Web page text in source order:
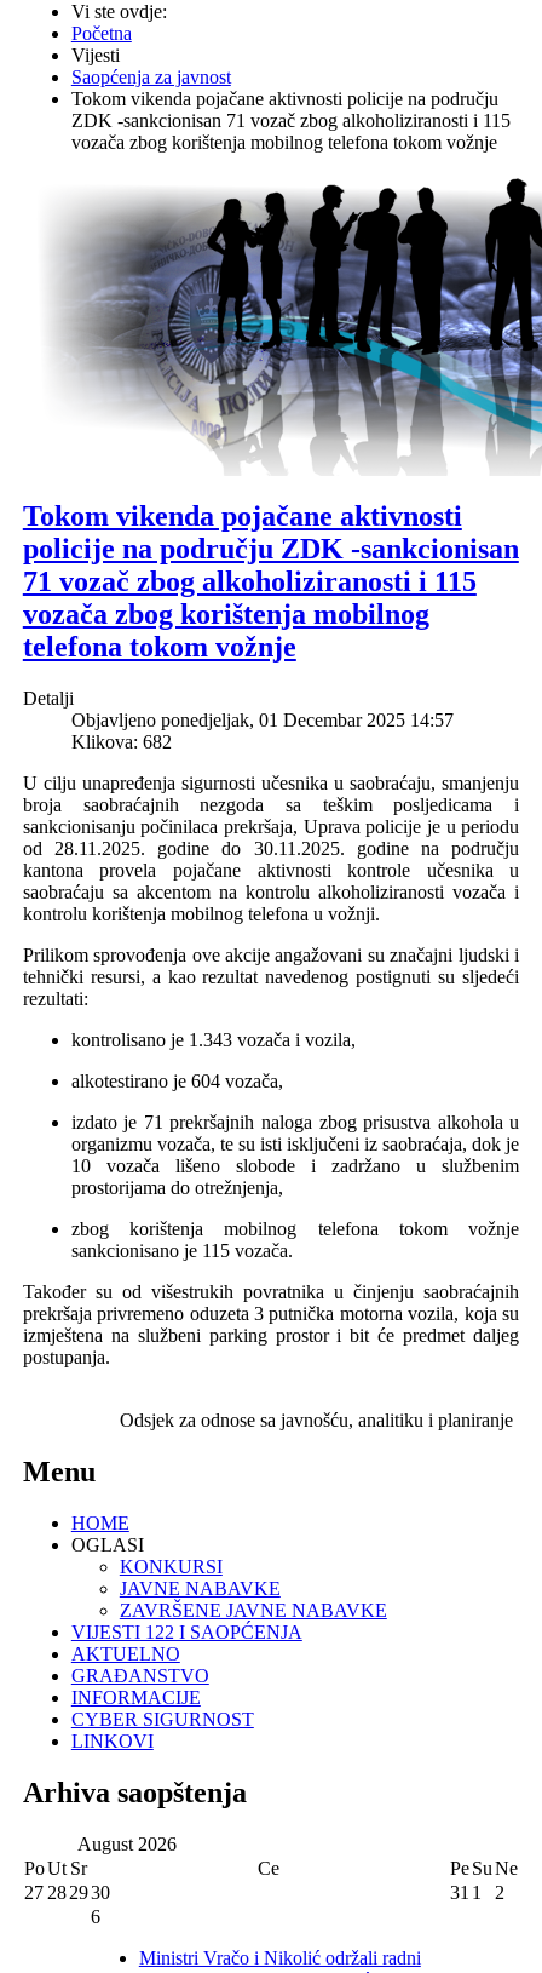
Vi ste ovdje:
Početna
Vijesti
Saopćenja za javnost
Tokom vikenda pojačane aktivnosti policije na području
ZDK -sankcionisan 71 vozač zbog alkoholiziranosti i 115
vozača zbog korištenja mobilnog telefona tokom vožnje
Tokom vikenda pojačane aktivnosti
policije na području ZDK -sankcionisan
71 vozač zbog alkoholiziranosti i 115
vozača zbog korištenja mobilnog
telefona tokom vožnje
Detalji
Objavljeno ponedjeljak, 01 Decembar 2025 14:57
Klikova: 682
Ucilju unapređenja sigurnosti učesnika u saobraćaju, smanjenju
broja saobraćajnih nezgoda sa teškim posljedicama i
sankcionisanju počinilaca prekršaja, Uprava policije je u periodu
od 28.11 .2025. godine do 30.11 .2025.
godine na području
kantonaprovela pojačane aktivnosti kontrole učesnika u
saobraćaju sa akcentom na kontrolu alkoholiziranosti vozača i
kontrolu korištenja mobilnog telefona u vožnji.
Prilikom sprovođenja ove akcije angažovani su značajni ljudski i
tehnički resursi, a kao rezultat navedenog postignuti susljedeći
rezultati:
kontrolisano je 1.343 vozača i vozila,
alkotestirano je 604 vozača,
izdato je 71 prekršajnih naloga zbog prisustva alkohola u
organizmu vozača, te su isti isključeni iz saobraćaja, dok je
10 vozača lišeno slobode i zadržano u službenim
prostorijama do otrežnjenja,
zbog korištenja mobilnog telefona tokom vožnje
sankcionisano je 115 vozača.
Također su od višestrukih povratnika u činjenju saobraćajnih
prekršaja privremeno oduzeta 3 putnička motorna vozila, koja su
izmještena na službeni parking prostor i bit će predmet daljeg
postupanja.
Odsjek za odnose sa javnošću, analitiku i planiranje
Menu
HOME
OGLASI
KONKURSI
JAVNE NABAVKE
ZAVRŠENE JAVNE NABAVKE
VIJESTI 122 I SAOPĆENJA
AKTUELNO
GRAĐANSTVO
INFORMACIJE
CYBER SIGURNOST
LINKOVI
Arhiva saopštenja
August 2026
PoUt Sr Ce PeSuNe
27282930 31 1
2
6
Ministri Vračo i Nikolić održali radni